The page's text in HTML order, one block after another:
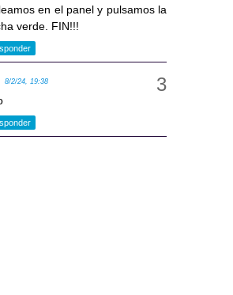
en el panel y pulsamos la
verde. FIN!!!
8/2/24, 19:38